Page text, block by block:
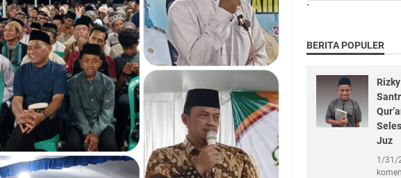
`
BERITA POPULER
Juz
1/31/